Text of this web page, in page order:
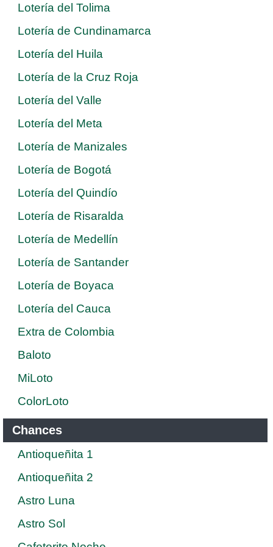
Lotería del Tolima
Lotería de Cundinamarca
Lotería del Huila
Lotería de la Cruz Roja
Lotería del Valle
Lotería del Meta
Lotería de Manizales
Lotería de Bogotá
Lotería del Quindío
Lotería de Risaralda
Lotería de Medellín
Lotería de Santander
Lotería de Boyaca
Lotería del Cauca
Extra de Colombia
Baloto
MiLoto
ColorLoto
Chances
Antioqueñita 1
Antioqueñita 2
Astro Luna
Astro Sol